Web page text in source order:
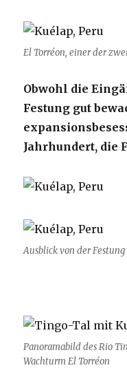
El Torréon, einer der
Obwohl die
Festung gut
Jahrhundert, die
Ausblick von der Festung
Panoramabild des Rio
Wachturm El Torréon